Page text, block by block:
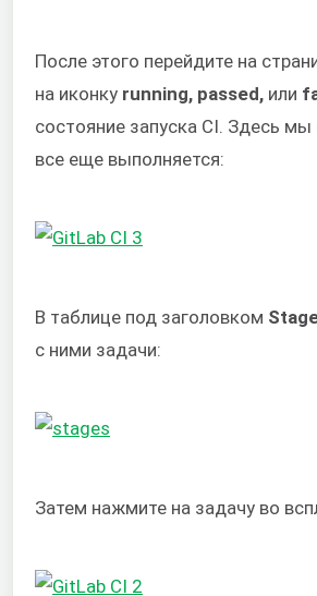
После этого перейдите на
на иконку running, passed, или
состояние запуска CI. Здесь
все еще выполняется:
В таблице под заголовком
с ними задачи:
Затем нажмите на задачу во